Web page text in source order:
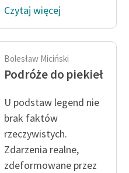
Czytaj więcej
Bolesław Miciński
Podróże do piekieł
U podstaw legend nie
brak faktów
rzeczywistych.
Zdarzenia realne,
zdeformowane przez